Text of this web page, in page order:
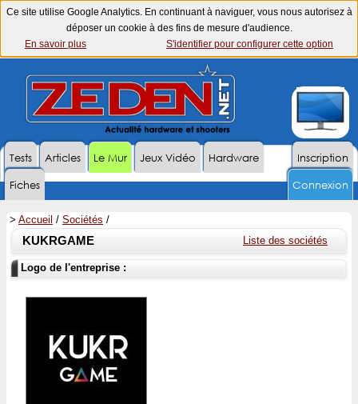
Ce site utilise Google Analytics. En continuant à naviguer, vous nous autorisez à
déposer un cookie à des fins de mesure d'audience.
En savoir plus
S'identifier pour configurer cette option
Inscription
Tests Articles Le Mur Jeux Vidéo
Hardware
Fiches
Connexion
> Accueil / Sociétés /
Liste des sociétés
KUKRGAME
Logo de l'entreprise :